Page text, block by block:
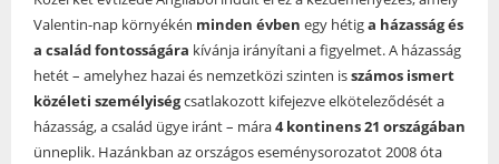
Valentin-nap környékén minden évben egy hétiga házasság és
a család fontosságára kívánja irányítani a figyelmet. A házasság
hetét – amelyhez hazai és nemzetközi szinten isszámos ismert
közéleti személyiségcsatlakozott kifejezve elköteleződését a
házasság, a család ügye iránt – mára4 kontinens 21 országában
ünneplik. Hazánkban az országos eseménysorozatot 2008 óta